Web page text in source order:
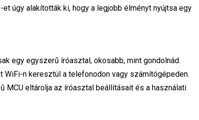
úgy alakították ki, hogy a legjobb élményt nyújtsa egy
egy egyszerű íróasztal, okosabb, mint gondolnád.
n keresztül a telefonodon vagy számítógépeden.
MCU eltárolja az íróasztal beállításait és a használati